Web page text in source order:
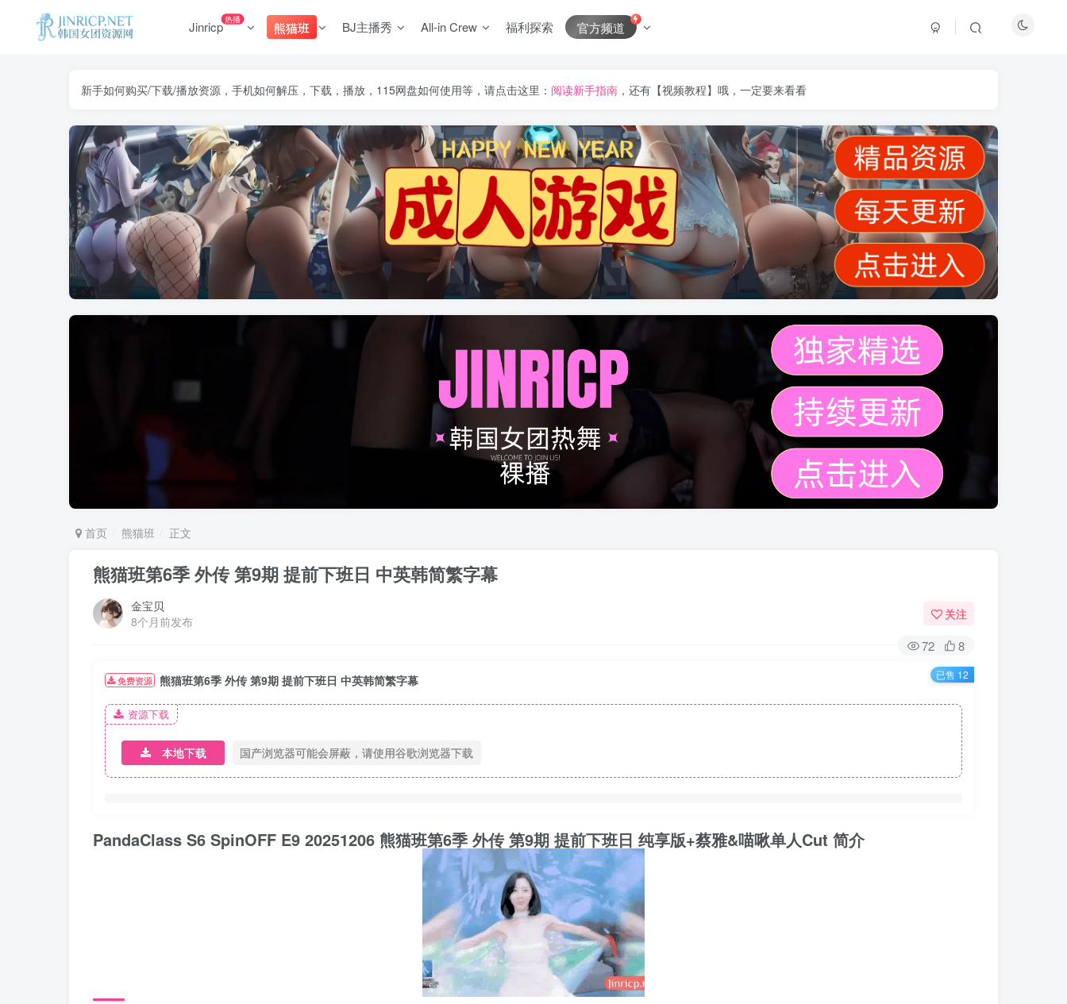
Jinricp热播
熊猫班 BJ主播秀 All-in Crew 福利探索 官方频道
新手如何购买/下载/播放资源，手机如何解压，下载，播放，115网盘如何使用等，请点击这里： 阅读新手指南 ，还有【视频教程】哦，一定要来看看
首页 熊猫班 正文
熊猫班第6季 外传 第9期 提前下班日 中英韩简繁字幕
金宝贝
8个月前发布
关注
72 8
已售 12
免费资源 熊猫班第6季 外传 第9期 提前下班日 中英韩简繁字幕
资源下载
本地下载 国产浏览器可能会屏蔽，请使用谷歌浏览器下载
PandaClass S6 SpinOFF E9 20251206 熊猫班第6季 外传 第9期 提前下班日 纯享版+蔡雅&喵啾单人Cut 简介